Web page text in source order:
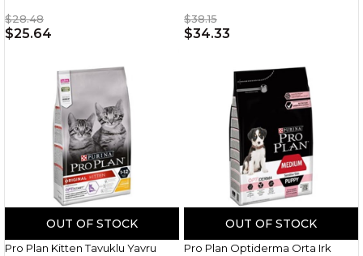
$28.48
$25.64
$38.15
$34.33
OUT OF STOCK
Pro Plan Kitten Tavuklu Yavru
OUT OF STOCK
Pro Plan Optiderma Orta Irk